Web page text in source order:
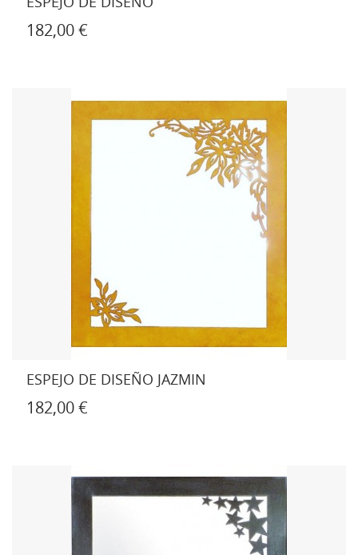
182,00 €
ESPEJO DE DISEÑO JAZMIN
182,00 €